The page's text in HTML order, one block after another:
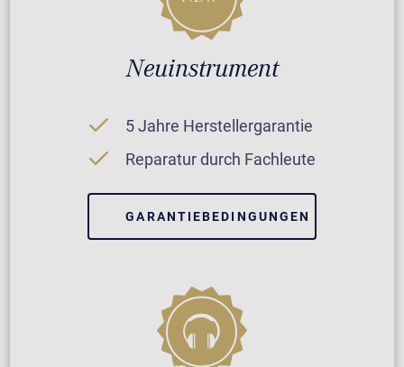
Neuinstrument
5 Jahre Herstellergarantie
Reparatur durch Fachleute
GARANTIEBEDINGUNGEN